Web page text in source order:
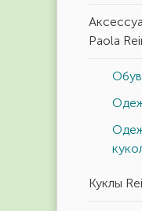
Paola
Куклы